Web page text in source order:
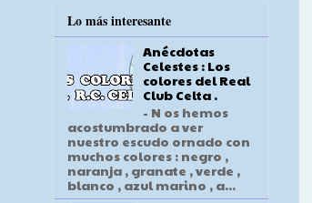
Lo más interesante
Anécdotas
Celestes : Los
colores del Real
Club Celta .
- N os hemos
acostumbrado a ver
nuestro escudo ornado con
muchos colores : negro ,
naranja , granate , verde ,
blanco , azul marino , a...